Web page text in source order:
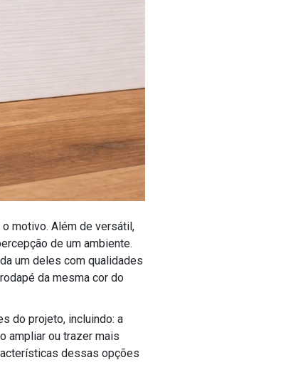
motivo. Além de versátil,
de um ambiente.
um deles com qualidades
da mesma cor do
do projeto, incluindo: a
ampliar ou trazer mais
dessas opções